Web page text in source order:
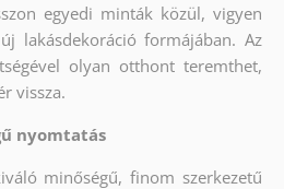
egyedi minták közül, vigyen
lakásdekoráció formájában. Az
olyan otthont teremthet,
vissza.
nyomtatás
minőségű, finom szerkezetű